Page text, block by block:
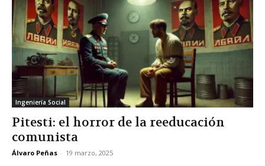
Ingeniería Social
Pitesti: el horror de la reeducación
comunista
Álvaro Peñas - 19 marzo, 2025